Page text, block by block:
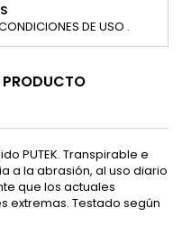
DE USO .
PRODUCTO
PUTEK. Transpirable e
a la abrasión, al uso diario
que los actuales
extremas. Testado según